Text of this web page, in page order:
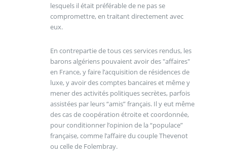
lesquels il était préférable de ne pas se
compromettre, en traitant directement avec
eux.
En contrepartie de tous ces services rendus, les
barons algériens pouvaient avoir des "affaires"
en France, y faire l’acquisition de résidences de
luxe, y avoir des comptes bancaires et même y
mener des activités politiques secrètes, parfois
assistées par leurs “amis” français. Il y eut même
des cas de coopération étroite et coordonnée,
pour conditionner l’opinion de la “populace”
française, comme l’affaire du couple Thevenot
ou celle de Folembray.